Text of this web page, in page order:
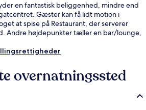
en fantastisk beliggenhed, mindre end
Gæster kan få lidt motion i
at spise på Restaurant, der serverer
Andre højdepunkter tæller en bar/lounge,
overnatningssted